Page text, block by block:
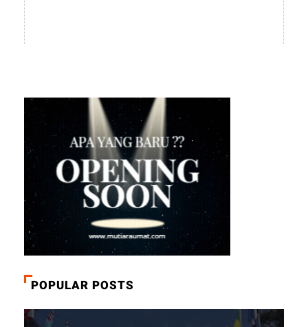
POPULAR POSTS